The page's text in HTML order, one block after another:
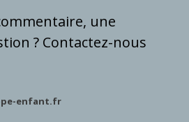
une
? Contactez-nous
enfant.fr